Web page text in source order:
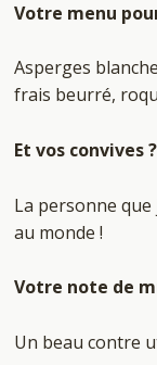
Votre menu
Asperges
frais beurré,
Et vos convives ?
La personne que
au monde !
Votre note de
Un beau contre